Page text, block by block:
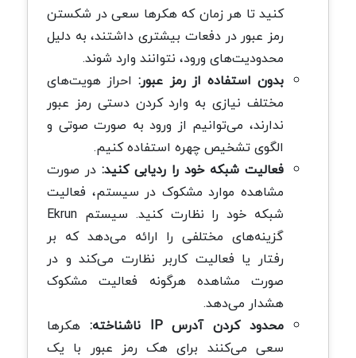
کنید تا هر زمان که هکرها سعی در شکستن
رمز عبور در دفعات بیشتری داشتند، به دلیل
محدودیت‌های ورود، نتوانند وارد شوند.
بدون استفاده از رمز عبور: احراز هویت‌های
مختلف نیازی به وارد کردن دستی رمز عبور
ندارند، می‌توانیم از ورود به صورت صوتی و
الگوی تشخیص چهره استفاده کنیم.
فعالیت شبکه خود را ردیابی کنید: در صورت
مشاهده موارد مشکوک در سیستم، فعالیت
شبکه خود را نظارت کنید. سیستم Ekrun
گزینه‌های مختلفی را ارائه می‌دهد که بر
رفتار یا فعالیت کاربر نظارت می‌کند و در
صورت مشاهده هرگونه فعالیت مشکوک
هشدار می‌دهد.
محدود کردن آدرس IP ناشناخته:
هکرها
سعی می‌کنند برای هک رمز عبور با یک